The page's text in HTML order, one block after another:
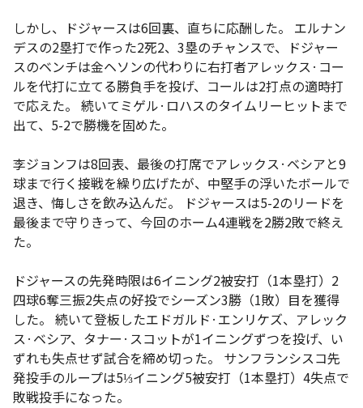
しかし、ドジャースは6回裏、直ちに応酬した。 エルナン
デスの2塁打で作った2死2、3塁のチャンスで、ドジャー
スのベンチは金ヘソンの代わりに右打者アレックス·コー
ルを代打に立てる勝負手を投げ、コールは2打点の適時打
で応えた。 続いてミゲル·ロハスのタイムリーヒットまで
出て、5-2で勝機を固めた。
李ジョンフは8回表、最後の打席でアレックス·ベシアと9
球まで行く接戦を繰り広げたが、中堅手の浮いたボールで
退き、悔しさを飲み込んだ。 ドジャースは5-2のリードを
最後まで守りきって、今回のホーム4連戦を2勝2敗で終え
た。
ドジャースの先発時限は6イニング2被安打（1本塁打）2
四球6奪三振2失点の好投でシーズン3勝（1敗）目を獲得
した。 続いて登板したエドガルド·エンリケズ、アレック
ス·ベシア、タナー·スコットが1イニングずつを投げ、い
ずれも失点せず試合を締め切った。 サンフランシスコ先
発投手のループは5⅓イニング5被安打（1本塁打）4失点で
敗戦投手になった。